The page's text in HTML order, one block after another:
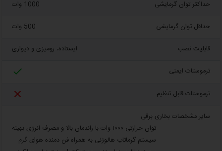
حداکثر توان گرمایشی 1000 وات
حداقل توان گرمایشی 500 وات
قابلیت نصب ایستاده، رومیزی و دیواری
ترموستات ایمنی 
ترموستات قابل تنظیم 
سایر مشخصات بخاری برقی
توان حرارتی ۱۰۰۰ وات با راندمان بالا و مصرف انرژی بهینه
سیستم گرماتاب هالوژنی به همراه فن دمنده هوای گرم